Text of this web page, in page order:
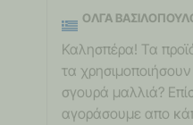
ΟΛΓΑ
Καλησπέρα! Τα
τα
σγουρά μαλλιά?
αγοράσουμε απο